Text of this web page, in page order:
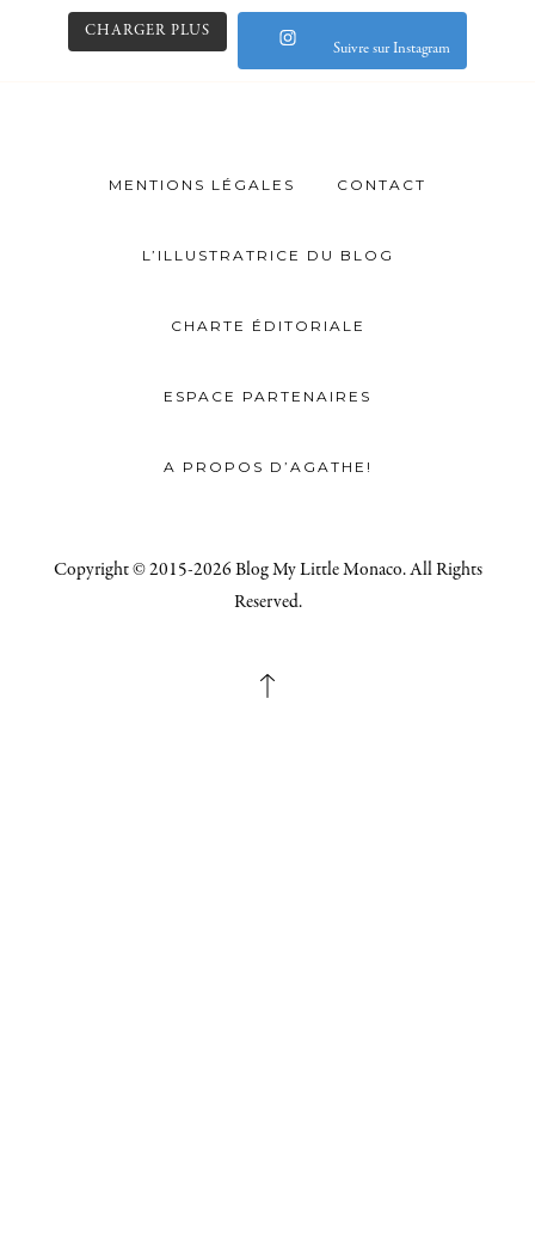
CHARGER PLUS
Suivre sur Instagram
MENTIONS LÉGALES CONTACT
L’ILLUSTRATRICE DU BLOG
CHARTE ÉDITORIALE
ESPACE PARTENAIRES
A PROPOS D’AGATHE!
Copyright © 2015-2026 Blog My Little Monaco. All Rights
Reserved.